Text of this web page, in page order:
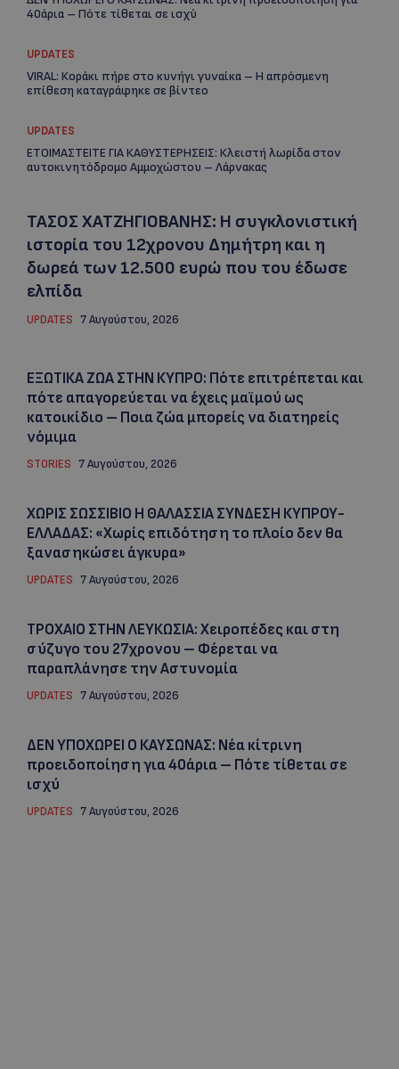
40άρια – Πότε τίθεται σε ισχύ
UPDATES
VIRAL: Κοράκι πήρε στο κυνήγι γυναίκα – Η απρόσμενη
επίθεση καταγράφηκε σε βίντεο
UPDATES
ΕΤΟΙΜΑΣΤΕΙΤΕ ΓΙΑ ΚΑΘΥΣΤΕΡΗΣΕΙΣ: Κλειστή λωρίδα στον
αυτοκινητόδρομο Αμμοχώστου – Λάρνακας
ΤΑΣΟΣ ΧΑΤΖΗΓΙΟΒΑΝΗΣ: Η συγκλονιστική
ιστορία του 12χρονου Δημήτρη και η
δωρεά των 12.500 ευρώ που του έδωσε
ελπίδα
UPDATES 7 Αυγούστου, 2026
ΕΞΩΤΙΚΑ ΖΩΑ ΣΤΗΝ ΚΥΠΡΟ: Πότε επιτρέπεται και
πότε απαγορεύεται να έχεις μαϊμού ως
κατοικίδιο – Ποια ζώα μπορείς να διατηρείς
νόμιμα
STORIES 7 Αυγούστου, 2026
ΧΩΡΙΣ ΣΩΣΣΙΒΙΟ Η ΘΑΛΑΣΣΙΑ ΣΥΝΔΕΣΗ ΚΥΠΡΟΥ-
ΕΛΛΑΔΑΣ: «Χωρίς επιδότηση το πλοίο δεν θα
ξανασηκώσει άγκυρα»
UPDATES 7 Αυγούστου, 2026
ΤΡΟΧΑΙΟ ΣΤΗΝ ΛΕΥΚΩΣΙΑ: Χειροπέδες και στη
σύζυγο του 27χρονου – Φέρεται να
παραπλάνησε την Αστυνομία
UPDATES 7 Αυγούστου, 2026
ΔΕΝ ΥΠΟΧΩΡΕΙ Ο ΚΑΥΣΩΝΑΣ: Νέα κίτρινη
προειδοποίηση για 40άρια – Πότε τίθεται σε
ισχύ
UPDATES 7 Αυγούστου, 2026